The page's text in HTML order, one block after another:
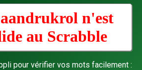
n'est
au Scrabble
pour vérifier vos mots facilement :